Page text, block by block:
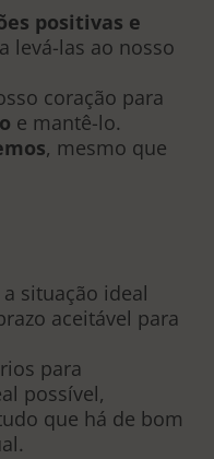
positivas e
levá-las ao nosso
coração para
e mantê-lo.
, mesmo que
situação ideal
aceitável para
para
possível,
que há de bom